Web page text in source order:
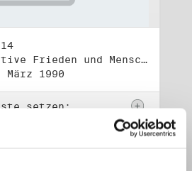
Titel: Initiative Frieden und Menschenrechte, Volkskammerwahl 18.3.1990
1990
setzen: